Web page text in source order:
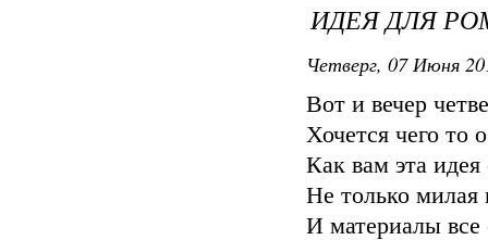
ИДЕЯ ДЛЯ
Четверг, 07 Июня
Вот и вечер
Хочется чего то
Как вам эта
Не только милая
И материалы все